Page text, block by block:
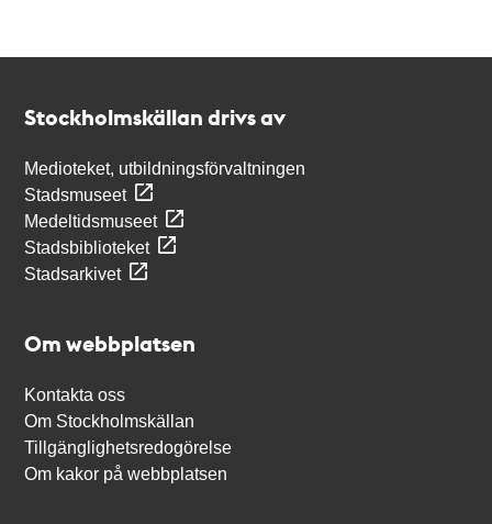
Stockholmskällan drivs av
Medioteket, utbildningsförvaltningen
Stadsmuseet
Medeltidsmuseet
Stadsbiblioteket
Stadsarkivet
Om webbplatsen
Kontakta oss
Om Stockholmskällan
Tillgänglighetsredogörelse
Om kakor på webbplatsen